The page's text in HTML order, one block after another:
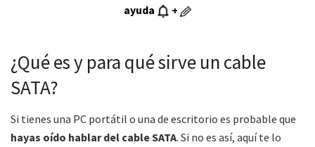
ayuda
+
¿Qué es y para qué sirve un cable
SATA?
Si tienes una PC portátil o una de escritorio es probable que
hayas oído hablar del cable SATA. Si no es así, aquí te lo